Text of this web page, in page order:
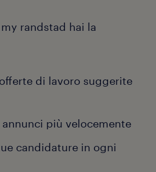
randstad hai la
di lavoro suggerite
più velocemente
candidature in ogni